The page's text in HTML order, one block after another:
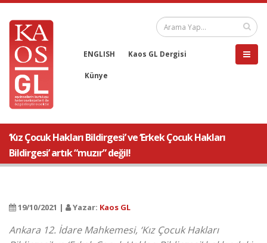
ENGLISH Kaos GL Dergisi
Künye
‘Kız Çocuk Hakları Bildirgesi’ ve ‘Erkek Çocuk Hakları
Bildirgesi’ artık “muzır” değil!
19/10/2021 | Yazar: Kaos GL
Ankara 12. İdare Mahkemesi, ‘Kız Çocuk Hakları